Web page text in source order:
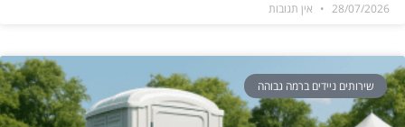
28/07/2026 אין תגובות
שירותים ניידים ברמה גבוהה